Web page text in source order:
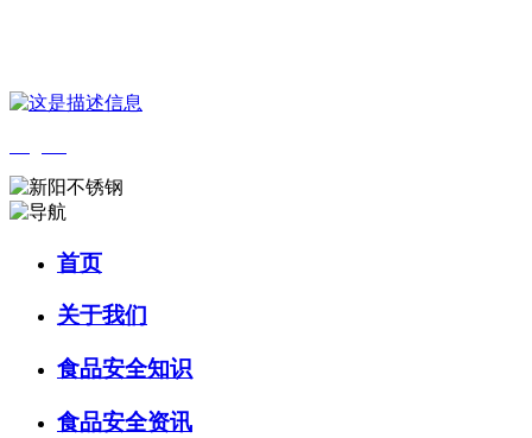
首页
关于我们
食品安全知识
食品安全资讯